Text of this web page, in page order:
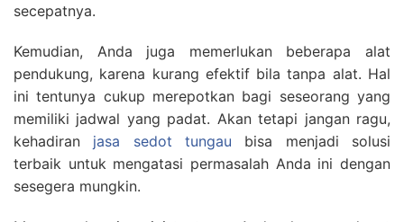
secepatnya.
Kemudian, Anda juga memerlukan beberapa alat
pendukung, karena kurang efektif bila tanpa alat. Hal
ini tentunya cukup merepotkan bagi seseorang yang
memiliki jadwal yang padat. Akan tetapi jangan ragu,
kehadiran jasa sedot tungau bisa menjadi solusi
terbaik untuk mengatasi permasalah Anda ini dengan
sesegera mungkin.